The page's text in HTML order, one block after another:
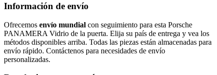
Información de envío
Ofrecemos envío mundial con seguimiento para esta Porsche
PANAMERA Vidrio de la puerta. Elija su país de entrega y vea los
métodos disponibles arriba. Todas las piezas están almacenadas para
envío rápido. Contáctenos para necesidades de envío
personalizadas.